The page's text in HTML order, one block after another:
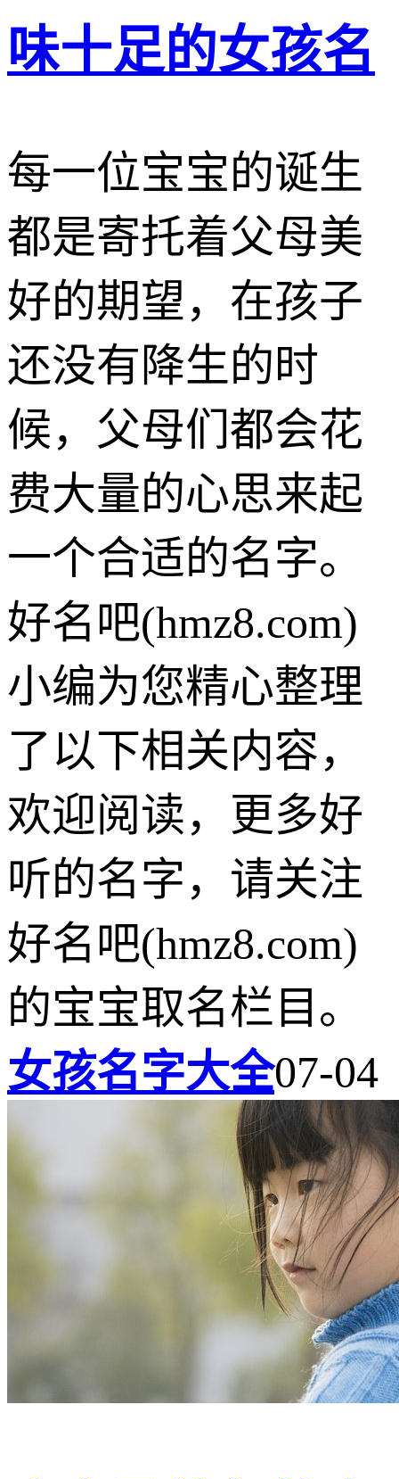
味十足的女孩名
每一位宝宝的诞生
都是寄托着父母美
好的期望，在孩子
还没有降生的时
候，父母们都会花
费大量的心思来起
一个合适的名字。
好名吧(hmz8.com)
小编为您精心整理
了以下相关内容，
欢迎阅读，更多好
听的名字，请关注
好名吧(hmz8.com)
的宝宝取名栏目。
女孩名字大全07-04